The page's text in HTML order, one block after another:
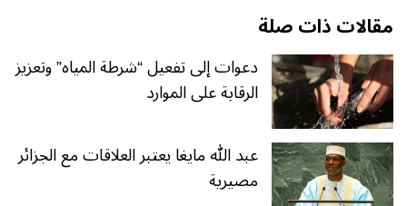
مقالات ذات صلة
دعوات إلى تفعيل “شرطة المياه” وتعزيز
الرقابة على الموارد
عبد الله مايغا يعتبر العلاقات مع الجزائر
مصيرية